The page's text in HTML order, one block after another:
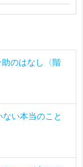
のはなし〈階
い本当のこと